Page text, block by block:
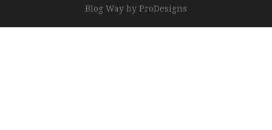
Blog Way by ProDesigns